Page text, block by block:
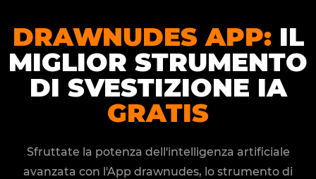
DRAWNUDES APP: IL
MIGLIOR STRUMENTO
DI SVESTIZIONE IA
GRATIS
Sfruttate la potenza dell'intelligenza artificiale
avanzata con l'App drawnudes, lo strumento di